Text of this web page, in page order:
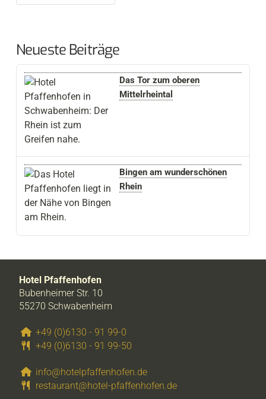
Neueste Beiträge
Das Tor zum oberen
Mittelrheintal
Bingen am wunderschönen
Rhein
Hotel Pfaffenhofen
Bubenheimer Str. 10
55270 Schwabenheim
+49 (0)6130 - 91 99-0
+49 (0)6130 - 91 99-50
info@hotelpfaffenhofen.de
restaurant@hotel-pfaffenhofen.de